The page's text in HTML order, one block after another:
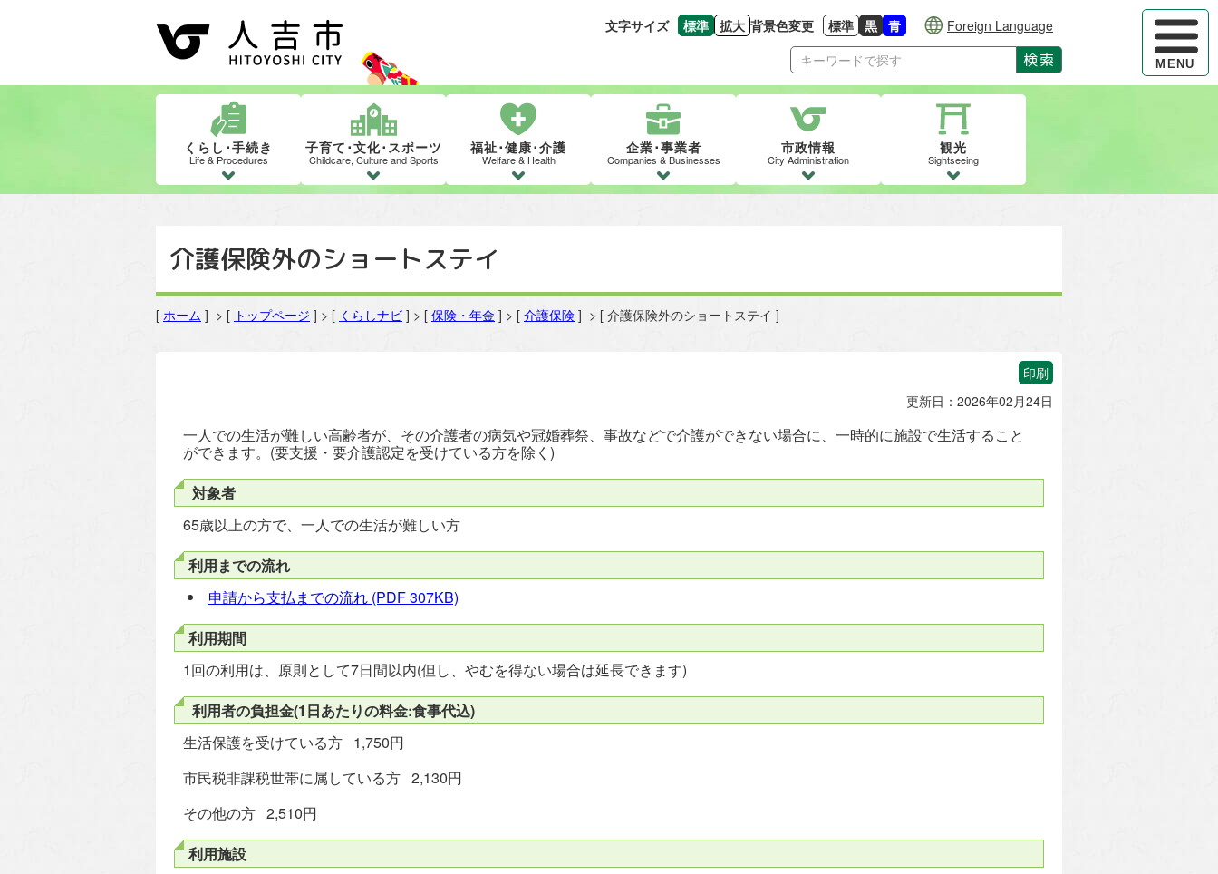
ハンバー
MENU
文字サイズ 標準
文字の大きさをもとの大きさに戻す
拡大
文字を大きくする
背景色変更 標準
背景色の変更：白
黒
背景色の変更：黒
青
背景色の変更：青
Foreign Language
検索
くらし･手続き
Life & Procedures
子育て･文化･スポーツ
Childcare, Culture and Sports
福祉･健康･介護
Welfare & Health
企業･事業者
Companies & Businesses
市政情報
City Administration
観光
Sightseeing
介護保険外のショートステイ
[ ホーム ] > [ トップページ ] > [ くらしナビ ] > [ 保険・年金 ] > [ 介護保険 ] > [ 介護保険外のショートステイ ]
印刷
更新日：2026年02月24日
一人での生活が難しい高齢者が、その介護者の病気や冠婚葬祭、事故などで介護ができない場合に、一時的に施設で生活すること
ができます。(要支援・要介護認定を受けている方を除く)
対象者
65歳以上の方で、一人での生活が難しい方
利用までの流れ
申請から支払までの流れ (PDF 307KB)
利用期間
1回の利用は、原則として7日間以内(但し、やむを得ない場合は延長できます)
利用者の負担金(1日あたりの料金:食事代込)
生活保護を受けている方 1,750円
市民税非課税世帯に属している方 2,130円
その他の方 2,510円
利用施設